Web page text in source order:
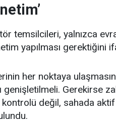
temsilcileri, yalnızca
yapılması gerektiğini
her noktaya
genişletilmeli. Gerekirse
değil, sahada aktif